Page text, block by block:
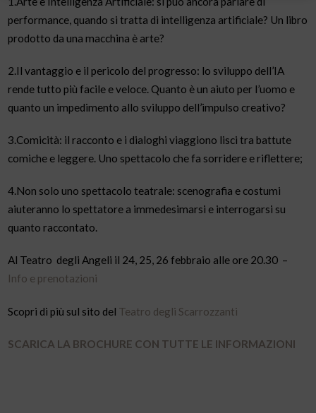
performance, quando si tratta di intelligenza artificiale? Un libro
prodotto da una macchina è arte?
2.Il vantaggio e il pericolo del progresso: lo sviluppo dell’IA
rende tutto più facile e veloce. Quanto è un aiuto per l’uomo e
quanto un impedimento allo sviluppo dell’impulso creativo?
3.Comicità: il racconto e i dialoghi viaggiono lisci tra battute
comiche e leggere. Uno spettacolo che fa sorridere e riflettere;
4.Non solo uno spettacolo teatrale: scenografia e costumi
aiuteranno lo spettatore a immedesimarsi e interrogarsi su
quanto raccontato.
Al Teatro degli Angeli il 24, 25, 26 febbraio alle ore 20.30 –
Info e prenotazioni
Scopri di più sul sito del Teatro degli Scarrozzanti
SCARICA LA BROCHURE CON TUTTE LE INFORMAZIONI